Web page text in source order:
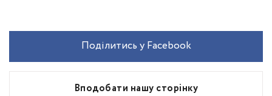
Вподобати нашу сторінку
Поділитись у Facebook